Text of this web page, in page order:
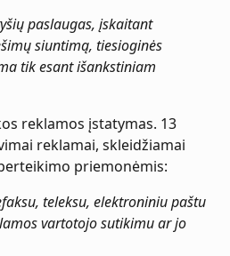
paslaugas, įskaitant
siuntimą, tiesioginės
tik esant išankstiniam
reklamos įstatymas. 13
reklamai, skleidžiamai
priemonėmis:
teleksu, elektroniniu paštu
vartotojo sutikimu ar jo